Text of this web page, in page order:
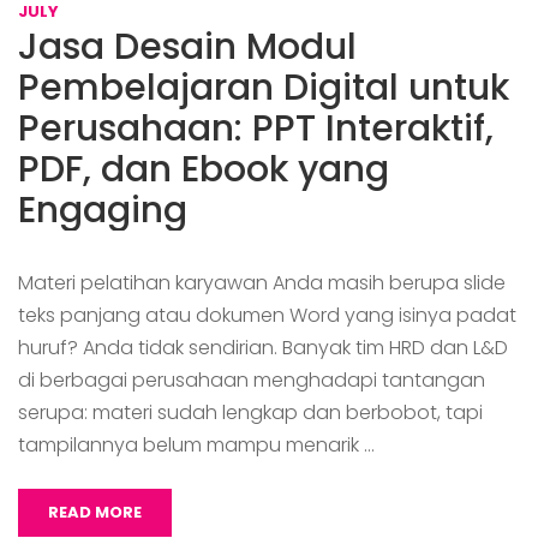
JULY
Jasa Desain Modul
Pembelajaran Digital untuk
Perusahaan: PPT Interaktif,
PDF, dan Ebook yang
Engaging
Materi pelatihan karyawan Anda masih berupa slide
teks panjang atau dokumen Word yang isinya padat
huruf? Anda tidak sendirian. Banyak tim HRD dan L&D
di berbagai perusahaan menghadapi tantangan
serupa: materi sudah lengkap dan berbobot, tapi
tampilannya belum mampu menarik …
READ MORE